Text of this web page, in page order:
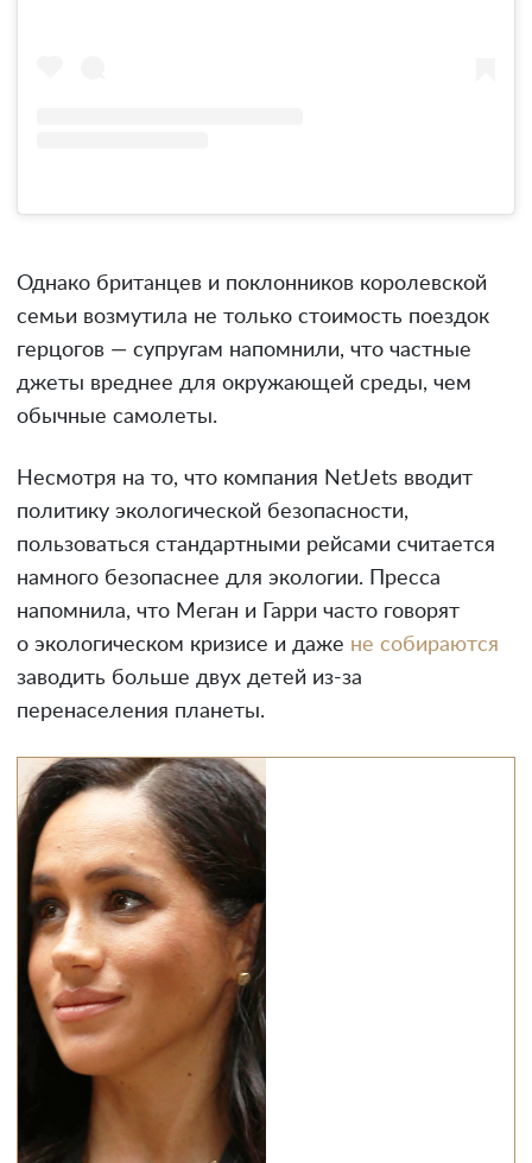
Однако британцев и поклонников королевской
семьи возмутила не только стоимость поездок
герцогов — супругам напомнили, что частные
джеты вреднее для окружающей среды, чем
обычные самолеты.
Несмотря на то, что компания NetJets вводит
политику экологической безопасности,
пользоваться стандартными рейсами считается
намного безопаснее для экологии. Пресса
напомнила, что Меган и Гарри часто говорят
о экологическом кризисе и даже не собираются
заводить больше двух детей из-за
перенаселения планеты.